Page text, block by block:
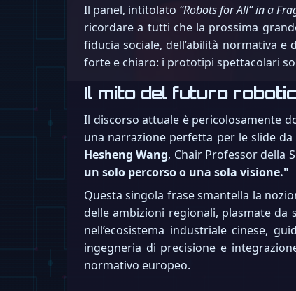
Il panel, intitolato “Robots for All” in a
ricordare a tutti che la prossima
fiducia sociale, dell’abilità normativa
forte e chiaro: i prototipi spettacolari
Il mito del futuro
Il discorso attuale è pericolosamente
una narrazione perfetta per le slide
Hesheng Wang, Chair Professor della
un solo percorso o una sola visione."
Questa singola frase smantella la
delle ambizioni regionali, plasmate
nell’ecosistema industriale cinese,
ingegneria di precisione e
normativo europeo.